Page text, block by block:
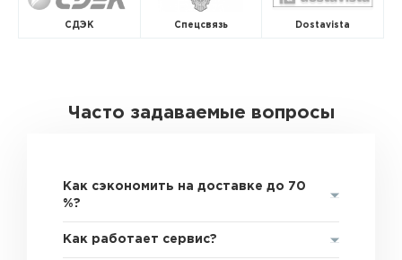
СДЭК Спецсвязь Dostavista
Часто задаваемые вопросы
Как сэкономить на доставке до 70
%?
Как работает сервис?